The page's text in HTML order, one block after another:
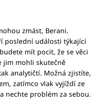
zmást, Berani.
poslední události týkající
mít pocit, že se věci
jim mohli skutečně
analytičtí. Možná zjistíte,
zatímco vlak vyjíždí ze
nechte problém za sebou.